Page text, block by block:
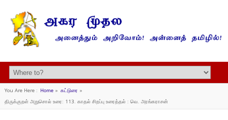
You Are Here : Home» கட்டுரை »
திருக்குறள் அறுசொல் உரை: 113. காதல் சிறப்பு உரைத்தல் : வெ. அரங்கராசன்